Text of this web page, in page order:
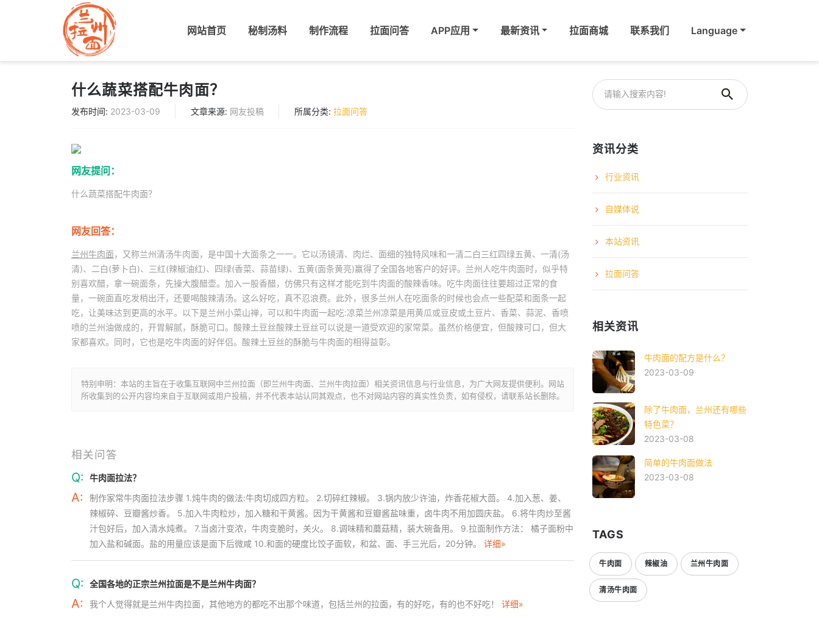
网站首页(current)秘制汤料 制作流程 拉面问答 APP应用 最新资讯 拉面商城 联系我们 Language
什么蔬菜搭配牛肉面？
发布时间: 2023-03-09 文章来源: 网友投稿 所属分类: 拉面问答
网友提问：
什么蔬菜搭配牛肉面？
网友回答：
兰州牛肉面，又称兰州清汤牛肉面，是中国十大面条之一一。它以汤镜清、肉烂、面细的独特风味和一清二白三红四绿五黄、一清(汤
清)、二白(萝卜白)、三红(辣椒油红)、四绿(香菜、蒜苗绿)、五黄(面条黄亮)赢得了全国各地客户的好评。兰州人吃牛肉面时，似乎特
别喜欢醋，拿一碗面条，先操大腹醋壶。加入一股香醋，仿佛只有这样才能吃到牛肉面的酸辣香味。吃牛肉面往往要超过正常的食
量，一碗面直吃发梢出汗，还要喝酸辣清汤。这么好吃，真不忍浪费。此外，很多兰州人在吃面条的时候也会点一些配菜和面条一起
吃，让美味达到更高的水平。以下是兰州小菜山禅，可以和牛肉面一起吃:凉菜兰州凉菜是用黄瓜或豆皮或土豆片、香菜、蒜泥、香喷
喷的兰州油做成的，开胃解腻，酥脆可口。酸辣土豆丝酸辣土豆丝可以说是一道受欢迎的家常菜。虽然价格便宜，但酸辣可口，但大
家都喜欢。同时，它也是吃牛肉面的好伴侣。酸辣土豆丝的酥脆与牛肉面的相得益彰。
特别申明：本站的主旨在于收集互联网中兰州拉面（即兰州牛肉面、兰州牛肉拉面）相关资讯信息与行业信息，为广大网友提供便利。网站
所收集到的公开内容均来自于互联网或用户投稿，并不代表本站认同其观点，也不对网站内容的真实性负责，如有侵权，请联系站长删除。
相关问答
Q: 牛肉面拉法？
A:
制作家常牛肉面拉法步骤 1.炖牛肉的做法:牛肉切成四方粒。 2.切碎红辣椒。 3.锅内放少许油，炸香花椒大茴。 4.加入葱、姜、
辣椒碎、豆瓣酱炒香。 5.加入牛肉粒炒，加入糖和干黄酱。因为干黄酱和豆瓣酱盐味重，卤牛肉不用加圆庆盐。 6.将牛肉炒至酱
汁包好后，加入清水炖煮。 7.当卤汁变浓，牛肉变脆时，关火。 8.调味精和蘑菇精，装大碗备用。 9.拉面制作方法： 橘子面粉中
加入盐和碱面。盐的用量应该是面下后微咸 10.和面的硬度比饺子面软，和盆、面、手三光后，20分钟。 详细»
Q: 全国各地的正宗兰州拉面是不是兰州牛肉面？
A: 我个人觉得就是兰州牛肉拉面，其他地方的都吃不出那个味道，包括兰州的拉面，有的好吃，有的也不好吃！ 详细»
资讯分类
行业资讯
自媒体说
本站资讯
拉面问答
相关资讯
牛肉面的配方是什么？
2023-03-09
除了牛肉面，兰州还有哪些
特色菜？
2023-03-08
简单的牛肉面做法
2023-03-08
TAGS
牛肉面 辣椒油 兰州牛肉面
清汤牛肉面